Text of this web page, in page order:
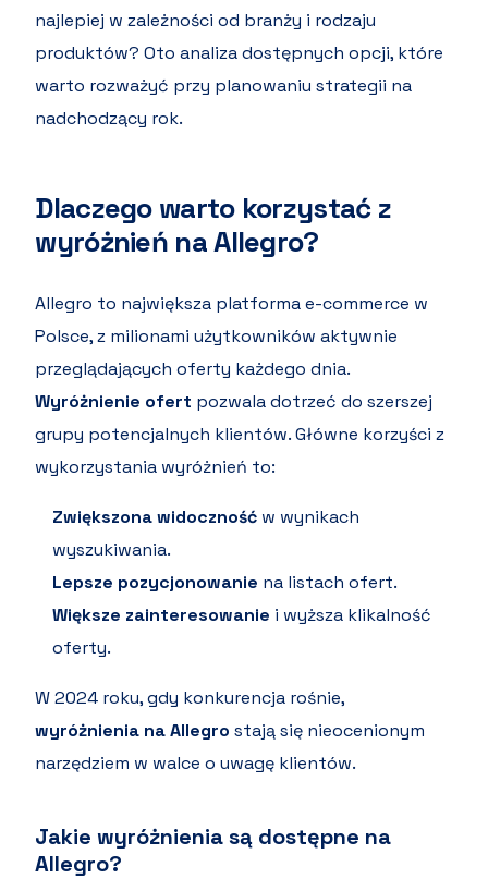
najlepiej w zależności od branży i rodzaju
produktów? Oto analiza dostępnych opcji, które
warto rozważyć przy planowaniu strategii na
nadchodzący rok.
Dlaczego warto korzystać z
wyróżnień na Allegro?
Allegro to największa platforma e-commerce w
Polsce, z milionami użytkowników aktywnie
przeglądających oferty każdego dnia.
Wyróżnienie ofert pozwala dotrzeć do szerszej
grupy potencjalnych klientów. Główne korzyści z
wykorzystania wyróżnień to:
Zwiększona widoczność w wynikach
wyszukiwania.
Lepsze pozycjonowanie na listach ofert.
Większe zainteresowanie i wyższa klikalność
oferty.
W 2024 roku, gdy konkurencja rośnie,
wyróżnienia na Allegro stają się nieocenionym
narzędziem w walce o uwagę klientów.
Jakie wyróżnienia są dostępne na
Allegro?